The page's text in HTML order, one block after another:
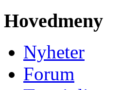
Hovedmeny
Nyheter
Forum